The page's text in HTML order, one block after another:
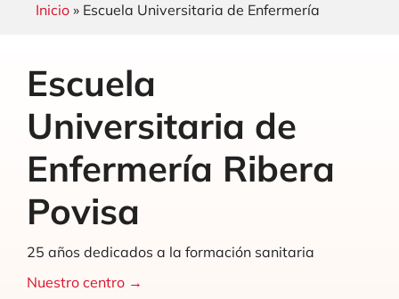
Inicio » Escuela Universitaria de Enfermería
Escuela
Universitaria de
Enfermería Ribera
Povisa
25 años dedicados a la formación sanitaria
Nuestro centro →